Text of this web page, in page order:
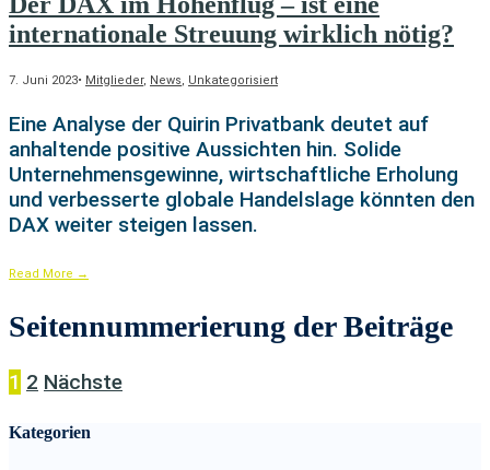
internationale Streuung wirklich nötig?
7. Juni 2023• Mitglieder, News Unkategorisiert
Eine Analyse der Quirin Privatbank deutet auf
anhaltende positive Aussichten hin. Solide
Unternehmensgewinne, wirtschaftliche Erholung
und verbesserte globale Handelslage könnten den
DAX weiter steigen lassen.
Read More →
Seitennummerierung der Beiträge
1 2 Nächste
Kategorien